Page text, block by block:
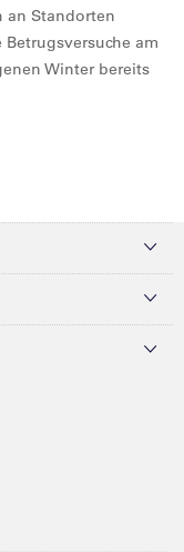
an Standorten
am
Winter bereits